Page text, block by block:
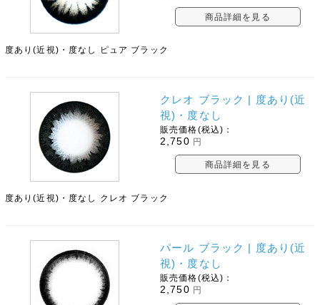
商品詳細を見る
度あり(近視)・度なし ピュア ブラック
クレオ ブラック | 度あり(近
視)・度なし
販売価格(税込)：
2,750 円
商品詳細を見る
度あり(近視)・度なし クレオ ブラック
パール ブラック | 度あり(近
視)・度なし
販売価格(税込)：
2,750 円